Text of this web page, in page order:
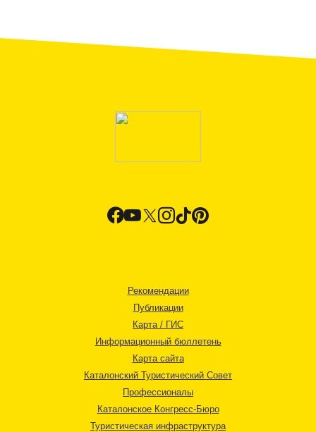
Рекомендации
Публикации
Карта / ГИС
Информационный бюллетень
Карта сайта
Каталонский Туристический Совет
Профессионалы
Каталонское Конгресс-Бюро
Туристическая инфраструктура